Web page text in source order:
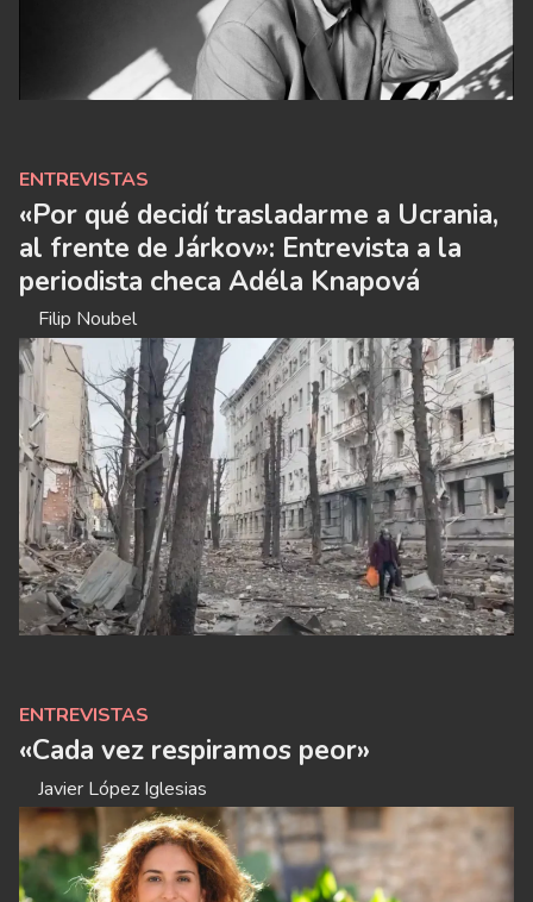
«Por qué decidí trasladarme a Ucrania,
al frente de Járkov»: Entrevista a la
periodista checa Adéla Knapová
Filip Noubel
ENTREVISTAS
«Cada vez respiramos peor»
Javier López Iglesias
ENTREVISTAS